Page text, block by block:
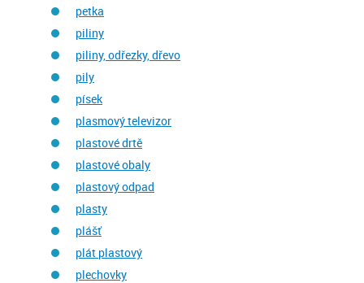
petka
piliny
piliny, odřezky, dřevo
pily
písek
plasmový televizor
plastové drtě
plastové obaly
plastový odpad
plasty
plášť
plát plastový
plechovky